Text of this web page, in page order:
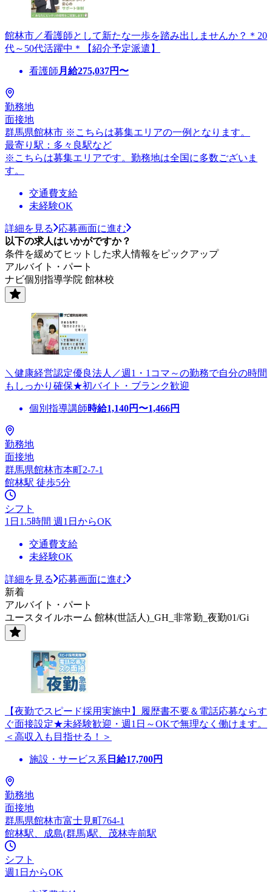
館林市／看護師として新たな一歩を踏み出しませんか？＊20
代～50代活躍中＊【紹介予定派遣】
看護師 月給275,037円〜
勤務地
面接地
群馬県館林市 ※こちらは募集エリアの一例となります。
最寄り駅：多々良駅など
※こちらは募集エリアです。勤務地は全国に多数ございま
す。
交通費支給
未経験OK
詳細を見る
応募画面に進む
以下の求人はいかがですか？
条件を緩めてヒットした求人情報をピックアップ
アルバイト・パート
ナビ個別指導学院 館林校
＼健康経営認定優良法人／週1・1コマ～の勤務で自分の時間
もしっかり確保★初バイト・ブランク歓迎
個別指導講師時給1,140円〜1,466円
勤務地
面接地
群馬県館林市本町2-7-1
館林駅 徒歩5分
シフト
1日1.5時間 週1日からOK
交通費支給
未経験OK
詳細を見る
応募画面に進む
新着
アルバイト・パート
ユースタイルホーム 館林(世話人)_GH_非常勤_夜勤01/Gi
【夜勤でスピード採用実施中】履歴書不要＆電話応募ならす
ぐ面接設定★未経験歓迎・週1日～OKで無理なく働けます。
＜高収入も目指せる！＞
施設・サービス系 日給17,700円
勤務地
面接地
群馬県館林市富士見町764-1
館林駅、成島(群馬)駅、茂林寺前駅
シフト
週1日からOK